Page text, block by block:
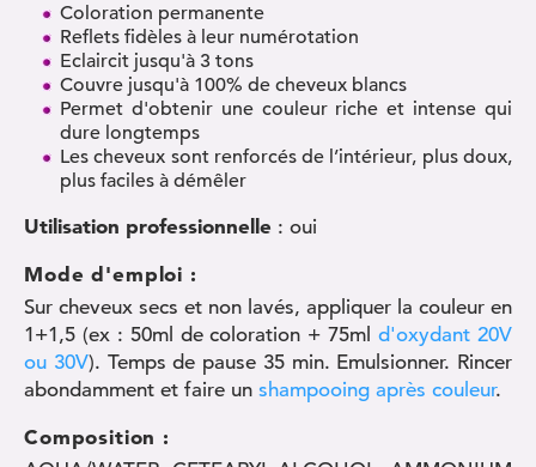
Coloration permanente
Reflets fidèles à leur numérotation
Eclaircit jusqu'à 3 tons
Couvre jusqu'à 100% de cheveux blancs
Permet d'obtenir une couleur riche et intense qui
dure longtemps
Les cheveux sont renforcés de l’intérieur, plus doux,
plus faciles à démêler
Utilisation professionnelle : oui
Mode d'emploi :
Sur cheveux secs et non lavés, appliquer la couleur en
1+1,5 (ex : 50ml de coloration + 75mld'oxydant 20V
ou 30V). Temps de pause 35 min. Emulsionner. Rincer
abondamment et faire un shampooing après couleur.
Composition :